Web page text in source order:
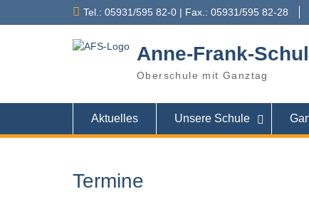
Tel.: 05931/595 82-0 | Fax.: 05931/595 82-28
Anne-Frank-
Oberschule mit Ganztag
Aktuelles Unsere Schule
Termine